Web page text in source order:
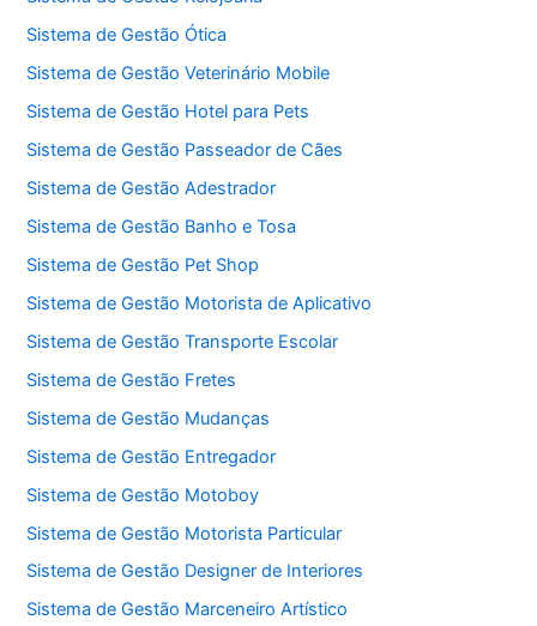
Sistema de Gestão Ótica
Sistema de Gestão Veterinário Mobile
Sistema de Gestão Hotel para Pets
Sistema de Gestão Passeador de Cães
Sistema de Gestão Adestrador
Sistema de Gestão Banho e Tosa
Sistema de Gestão Pet Shop
Sistema de Gestão Motorista de Aplicativo
Sistema de Gestão Transporte Escolar
Sistema de Gestão Fretes
Sistema de Gestão Mudanças
Sistema de Gestão Entregador
Sistema de Gestão Motoboy
Sistema de Gestão Motorista Particular
Sistema de Gestão Designer de Interiores
Sistema de Gestão Marceneiro Artístico